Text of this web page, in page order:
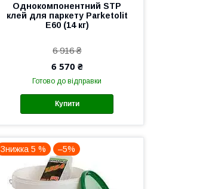
Однокомпонентний STP
клей для паркету Parketolit
E60 (14 кг)
6 916 ₴
6 570 ₴
Готово до відправки
Купити
Знижка 5 % –5%